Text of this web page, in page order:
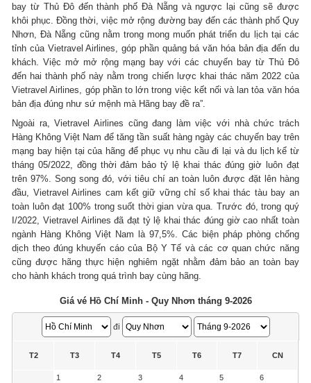
bay từ Thủ Đô đến thành phố Đà Nẵng và ngược lại cũng sẽ được
khôi phục. Đồng thời, việc mở rộng đường bay đến các thành phố Quy
Nhơn, Đà Nẵng cũng nằm trong mong muốn phát triển du lịch tại các
tỉnh của Vietravel Airlines, góp phần quảng bá văn hóa bản địa đến du
khách. Việc mở mở rộng mạng bay với các chuyến bay từ Thủ Đô
đến hai thành phố này nằm trong chiến lược khai thác năm 2022 của
Vietravel Airlines, góp phần to lớn trong việc kết nối và lan tỏa văn hóa
bản địa đúng như sứ mệnh mà Hãng bay đề ra”.
Ngoài ra, Vietravel Airlines cũng đang làm việc với nhà chức trách
Hàng Không Việt Nam để tăng tần suất hàng ngày các chuyến bay trên
mạng bay hiện tại của hãng để phục vụ nhu cầu đi lại và du lịch kể từ
tháng 05/2022, đồng thời đảm bảo tỷ lệ khai thác đúng giờ luôn đạt
trên 97%. Song song đó, với tiêu chí an toàn luôn được đặt lên hàng
đầu, Vietravel Airlines cam kết giữ vững chỉ số khai thác tàu bay an
toàn luôn đạt 100% trong suốt thời gian vừa qua. Trước đó, trong quý
I/2022, Vietravel Airlines đã đạt tỷ lệ khai thác đúng giờ cao nhất toàn
ngành Hàng Không Việt Nam là 97,5%. Các biện pháp phòng chống
dịch theo đúng khuyến cáo của Bộ Y Tế và các cơ quan chức năng
cũng được hãng thực hiện nghiêm ngặt nhằm đảm bảo an toàn bay
cho hành khách trong quá trình bay cùng hãng.
Giá vé Hồ Chí Minh - Quy Nhơn tháng 9-2026
đi
T2 T3 T4 T5 T6 T7 CN
1 2 3 4 5 6